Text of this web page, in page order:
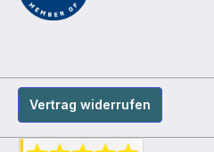
Vertrag widerrufen